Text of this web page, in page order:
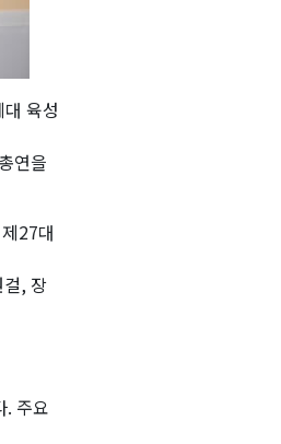
육성
연을
27대
, 장
. 주요